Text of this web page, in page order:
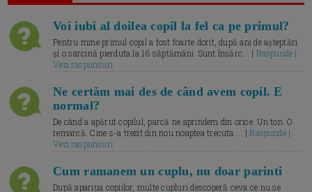
Voi iubi al doilea copil la fel ca pe primul?
Pentru mine primul copil a fost foarte dorit, după ani de așteptări
și o sarcină pierduta la 16 săptămâni. Sunt însărc... | Raspunde |
Vezi raspunsuri
Ne certăm mai des de când avem copil. E
normal?
De când a apărut copilul, parcă ne aprindem din orice. Un ton. O
remarcă. Cine s-a trezit din nou noaptea trecuta.... |Raspunde |
Vezi raspunsuri
Cum ramanem un cuplu, nu doar parinti
După apariția copiilor, multe cupluri descoperă ceva ce nu se